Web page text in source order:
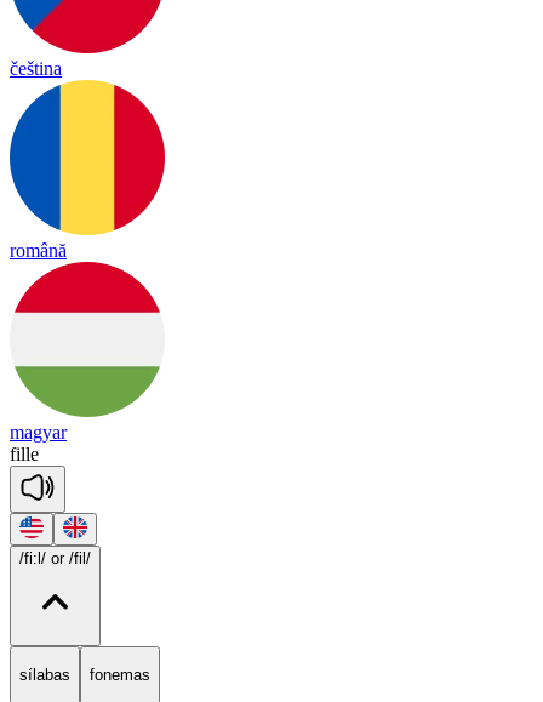
čeština
română
magyar
fille
/fi:l/ or /fil/
sílabas fonemas